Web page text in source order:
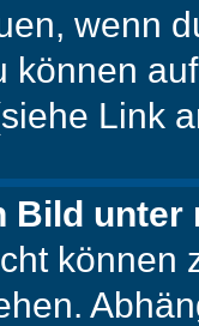
wenn
können
Link
Bild
können